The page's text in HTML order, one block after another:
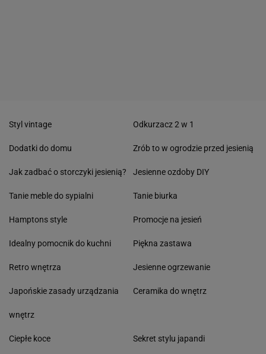
Styl vintage
Dodatki do domu
Jak zadbać o storczyki jesienią?
Tanie meble do sypialni
Hamptons style
Idealny pomocnik do kuchni
Retro wnętrza
Japońskie zasady urządzania
wnętrz
Odkurzacz 2 w 1
Zrób to w ogrodzie przed jesienią
Jesienne ozdoby DIY
Tanie biurka
Promocje na jesień
Piękna zastawa
Jesienne ogrzewanie
Ceramika do wnętrz
Ciepłe koce Sekret stylu japandi